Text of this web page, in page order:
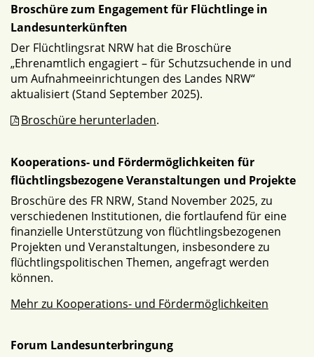
Broschüre zum Engagement für Flüchtlinge in
Landesunterkünften
Der Flüchtlingsrat NRW hat die Broschüre
„Ehrenamtlich engagiert – für Schutzsuchende in und
um Aufnahmeeinrichtungen des Landes NRW“
aktualisiert (Stand September 2025).
Broschüre herunterladen.
Kooperations- und Fördermöglichkeiten für
flüchtlingsbezogene Veranstaltungen und Projekte
Broschüre des FR NRW, Stand November 2025, zu
verschiedenen Institutionen, die fortlaufend für eine
finanzielle Unterstützung von flüchtlingsbezogenen
Projekten und Veranstaltungen, insbesondere zu
flüchtlingspolitischen Themen, angefragt werden
können.
Mehr zu Kooperations- und Fördermöglichkeiten
Forum Landesunterbringung